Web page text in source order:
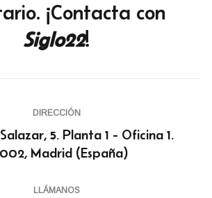
¡Contacta con
Siglo22!
DIRECCIÓN
5. Planta 1 - Oficina 1.
Madrid (España)
LLÁMANOS